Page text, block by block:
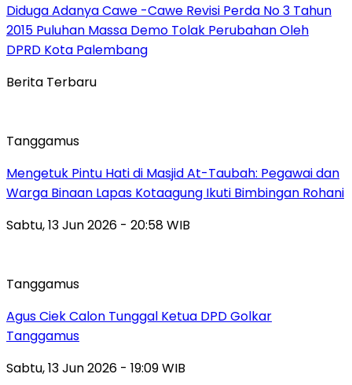
Diduga Adanya Cawe -Cawe Revisi Perda No 3 Tahun
2015 Puluhan Massa Demo Tolak Perubahan Oleh
DPRD Kota Palembang
Berita Terbaru
Tanggamus
Mengetuk Pintu Hati di Masjid At-Taubah: Pegawai dan
Warga Binaan Lapas Kotaagung Ikuti Bimbingan Rohani
Sabtu, 13 Jun 2026 - 20:58 WIB
Tanggamus
Agus Ciek Calon Tunggal Ketua DPD Golkar
Tanggamus
Sabtu, 13 Jun 2026 - 19:09 WIB